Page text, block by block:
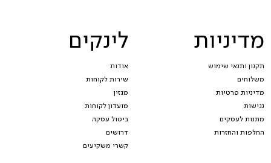
מדיניות
תקנון ותנאי שימוש
משלוחים
מדיניות פרטיות
נגישות
מתנות לעסקים
החלפות והחזרות
לינקים
אודות
שירות לקוחות
מגזין
מועדון לקוחות
ביטול עסקה
דרושים
קשרי משקיעים